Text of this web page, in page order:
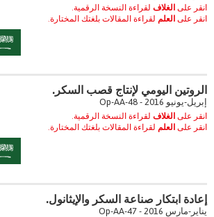
انقر على الغلاف لقراءة النسخة الرقمية.
انقر على العلم لقراءة المقالات بلغتك المختارة.
الروتين اليومي لإنتاج قصب السكر.
إبريل-يونيو 2016 - Op-AA-48
انقر على الغلاف لقراءة النسخة الرقمية.
انقر على العلم لقراءة المقالات بلغتك المختارة.
إعادة ابتكار صناعة السكر والإيثانول.
يناير-مارس 2016 - Op-AA-47